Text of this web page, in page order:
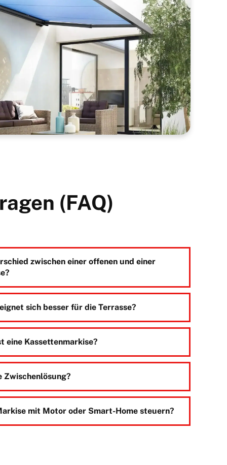
(FAQ)
zwischen einer offenen und einer
sich besser für die Terrasse?
eine Kassettenmarkise?
Zwischenlösung?
mit Motor oder Smart-Home steuern?